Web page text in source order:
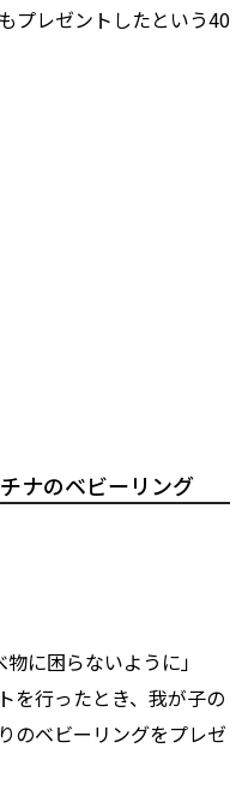
プレゼントしたという40
ナのベビーリング
に困らないように」
を行ったとき、我が子の
のベビーリングをプレゼ